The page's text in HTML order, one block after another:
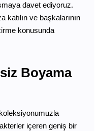
davet ediyoruz.
katılın ve başkalarının
konusunda
Boyama
içeren geniş bir